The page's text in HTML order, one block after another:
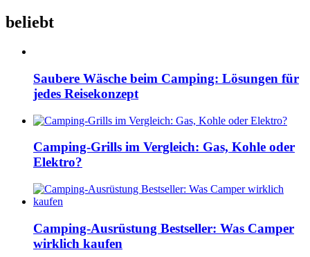
beliebt
Saubere Wäsche beim Camping: Lösungen für
jedes Reisekonzept
Camping-Grills im Vergleich: Gas, Kohle oder
Elektro?
Camping-Ausrüstung Bestseller: Was Camper
wirklich kaufen